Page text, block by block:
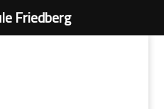
Friedberg